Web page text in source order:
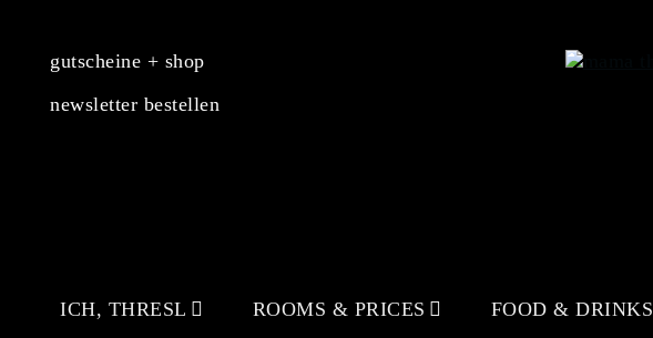
gutscheine + shop
newsletter bestellen
ICH, THRESL ROOMS & PRICES FOOD & DRINKS